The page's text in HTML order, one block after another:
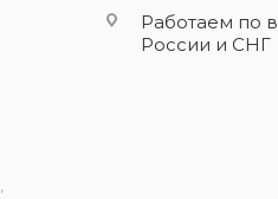
Работаем по
России и СНГ